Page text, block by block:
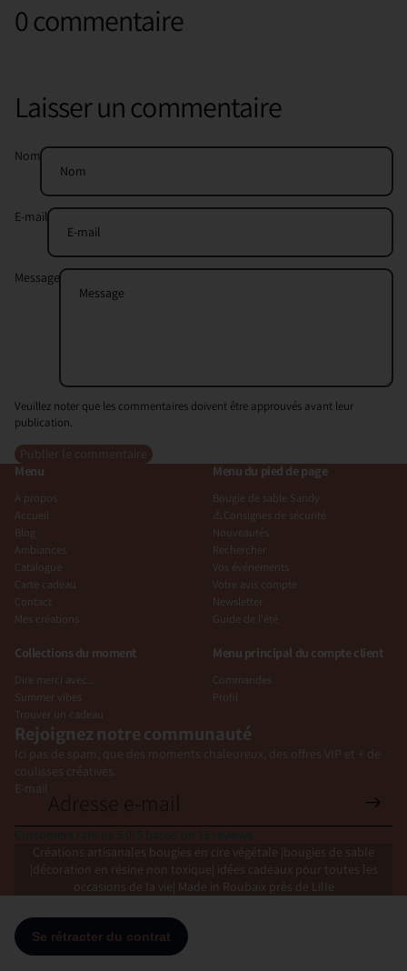
0 commentaire
Laisser un commentaire
Nom
E-mail
Message
Veuillez noter que les commentaires doivent être approuvés avant leur
publication.
Publier le commentaire
Menu
À propos
Accueil
Blog
Ambiances
Catalogue
Carte cadeau
Contact
Mes créations
Menu du pied de page
Bougie de sable Sandy
⚠️Consignes de sécurité
Nouveautés
Rechercher
Vos événements
Votre avis compte
Newsletter
Guide de l'été
Collections du moment
Dire merci avec...
Summer vibes
Trouver un cadeau
Menu principal du compte client
Commandes
Profil
Rejoignez notre communauté
Ici pas de spam, que des moments chaleureux, des offres VIP et + de
coulisses créatives.
E-mail
Customers rate us 5.0/5 based on 13 reviews.
Créations artisanales bougies en cire végétale |bougies de sable
|décoration en résine non toxique| idées cadeaux pour toutes les
occasions de la vie| Made in Roubaix près de Lille
Politique de confidentialité
Politique de remboursement
Conditions d’utilisation
Politique d’expédition